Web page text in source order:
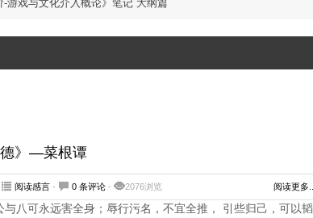
-游戏与文化介 入概论》 笔记 大纲篇
德》—菜根谭
阅读感言- 0 条评论- 2076浏览 阅读更多...
与八可永远害全身；辱行污名，不宜全推， 引些归己，可以韬